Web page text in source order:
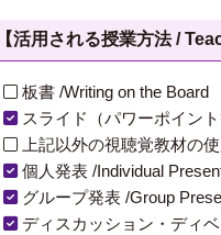
【活用される授業方法 /
板書 /Writing on the Board
スライド（パワーポイン
上記以外の視聴覚教材の
個人発表 /Individual
グループ発表 /Group
ディスカッション・ディ